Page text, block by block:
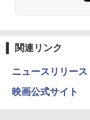
関連リンク
ニュースリリース
映画公式サイト